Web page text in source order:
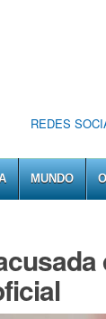
REDES
MUNDO